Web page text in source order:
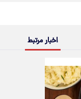
اخبار مرتبط